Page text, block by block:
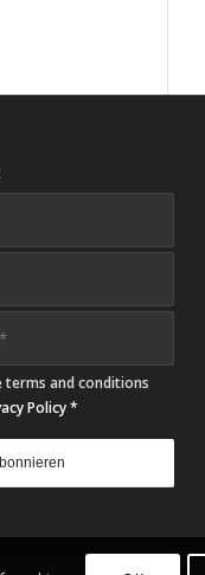
terms and conditions
Policy*